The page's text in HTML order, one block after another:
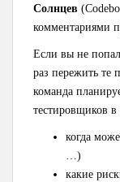
Солнцев
комментариями
Если вы не
раз пережить те
команда
тестировщиков в
когда
…)
какие